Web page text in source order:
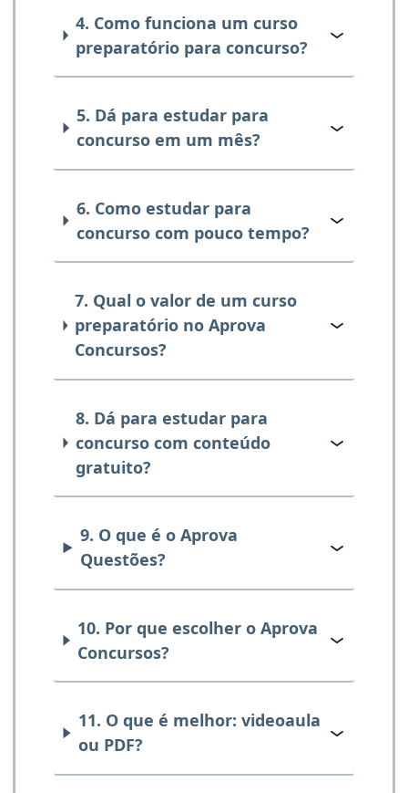
4. Como funciona um curso
preparatório para concurso?
5. Dá para estudar para
concurso em um mês?
6. Como estudar para
concurso com pouco tempo?
7. Qual o valor de um curso
preparatório no Aprova
Concursos?
8. Dá para estudar para
concurso com conteúdo
gratuito?
9. O que é o Aprova
Questões?
10. Por que escolher o Aprova
Concursos?
11. O que é melhor: videoaula
ou PDF?